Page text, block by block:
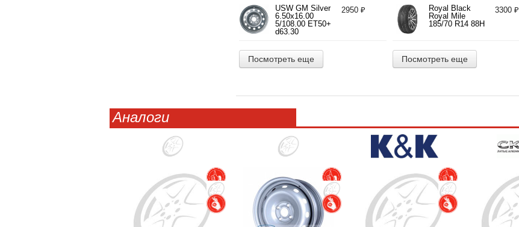
USW GM Silver
6.50x16.00
5/108.00 ET50+
d63.30
2950 ₽
Посмотреть еще
Royal Black
Royal Mile
185/70 R14 88H
3300 ₽
Посмотреть еще
Аналоги